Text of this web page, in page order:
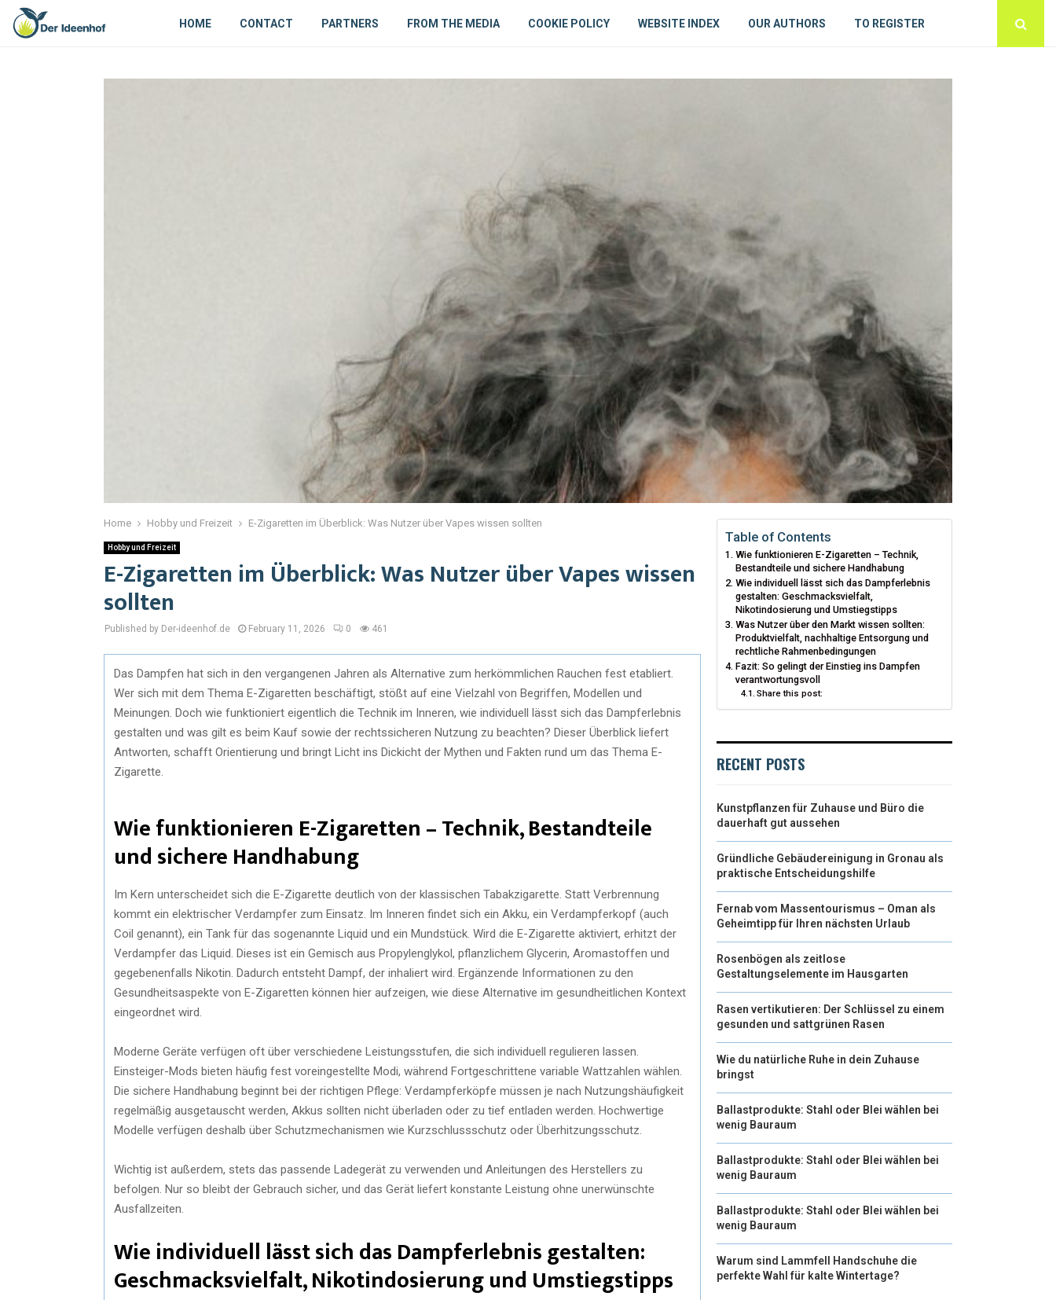
HOME CONTACT PARTNERS FROM THE MEDIA COOKIE POLICY WEBSITE INDEX OUR AUTHORS TO REGISTER
Home Hobby und Freizeit E-Zigaretten im Überblick: Was Nutzer über Vapes wissen sollten
Hobby und Freizeit
E-Zigaretten im Überblick: Was Nutzer über Vapes wissen
sollten
Published by Der-ideenhof.de February 11, 2026 0 461
Das Dampfen hat sich in den vergangenen Jahren als Alternative zum herkömmlichen Rauchen fest etabliert.
Wer sich mit dem Thema E-Zigaretten beschäftigt, stößt auf eine Vielzahl von Begriffen, Modellen und
Meinungen. Doch wie funktioniert eigentlich die Technik im Inneren, wie individuell lässt sich das Dampferlebnis
gestalten und was gilt es beim Kauf sowie der rechtssicheren Nutzung zu beachten? Dieser Überblick liefert
Antworten, schafft Orientierung und bringt Licht ins Dickicht der Mythen und Fakten rund um das Thema E-
Zigarette.
Wie funktionieren E-Zigaretten – Technik, Bestandteile
und sichere Handhabung
Im Kern unterscheidet sich die E-Zigarette deutlich von der klassischen Tabakzigarette. Statt Verbrennung
kommt ein elektrischer Verdampfer zum Einsatz. Im Inneren findet sich ein Akku, ein Verdampferkopf (auch
Coil genannt), ein Tank für das sogenannte Liquid und ein Mundstück. Wird die E-Zigarette aktiviert, erhitzt der
Verdampfer das Liquid. Dieses ist ein Gemisch aus Propylenglykol, pflanzlichem Glycerin, Aromastoffen und
gegebenenfalls Nikotin. Dadurch entsteht Dampf, der inhaliert wird. Ergänzende Informationen zu den
Gesundheitsaspekte von E-Zigaretten können hier aufzeigen, wie diese Alternative im gesundheitlichen Kontext
eingeordnet wird.
Moderne Geräte verfügen oft über verschiedene Leistungsstufen, die sich individuell regulieren lassen.
Einsteiger-Mods bieten häufig fest voreingestellte Modi, während Fortgeschrittene variable Wattzahlen wählen.
Die sichere Handhabung beginnt bei der richtigen Pflege: Verdampferköpfe müssen je nach Nutzungshäufigkeit
regelmäßig ausgetauscht werden, Akkus sollten nicht überladen oder zu tief entladen werden. Hochwertige
Modelle verfügen deshalb über Schutzmechanismen wie Kurzschlussschutz oder Überhitzungsschutz.
Wichtig ist außerdem, stets das passende Ladegerät zu verwenden und Anleitungen des Herstellers zu
befolgen. Nur so bleibt der Gebrauch sicher, und das Gerät liefert konstante Leistung ohne unerwünschte
Ausfallzeiten.
Wie individuell lässt sich das Dampferlebnis gestalten:
Geschmacksvielfalt, Nikotindosierung und Umstiegstipps
Table of Contents
Wie funktionieren E-Zigaretten – Technik,
Bestandteile und sichere Handhabung
Wie individuell lässt sich das Dampferlebnis
gestalten: Geschmacksvielfalt,
Nikotindosierung und Umstiegstipps
Was Nutzer über den Markt wissen sollten:
Produktvielfalt, nachhaltige Entsorgung und
rechtliche Rahmenbedingungen
Fazit: So gelingt der Einstieg ins Dampfen
verantwortungsvoll
Share this post:
RECENT POSTS
Kunstpflanzen für Zuhause und Büro die
dauerhaft gut aussehen
Gründliche Gebäudereinigung in Gronau als
praktische Entscheidungshilfe
Fernab vom Massentourismus – Oman als
Geheimtipp für Ihren nächsten Urlaub
Rosenbögen als zeitlose
Gestaltungselemente im Hausgarten
Rasen vertikutieren: Der Schlüssel zu einem
gesunden und sattgrünen Rasen
Wie du natürliche Ruhe in dein Zuhause
bringst
Ballastprodukte: Stahl oder Blei wählen bei
wenig Bauraum
Ballastprodukte: Stahl oder Blei wählen bei
wenig Bauraum
Ballastprodukte: Stahl oder Blei wählen bei
wenig Bauraum
Warum sind Lammfell Handschuhe die
perfekte Wahl für kalte Wintertage?